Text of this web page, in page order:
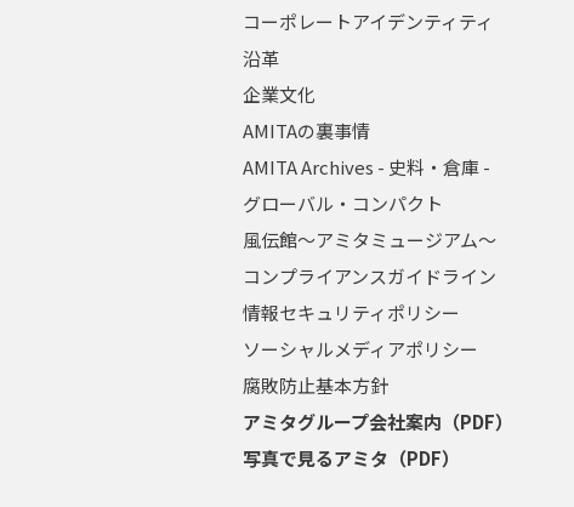
コーポレートアイデンティティ
沿革
企業文化
AMITAの裏事情
AMITA Archives - 史料・倉庫 -
グローバル・コンパクト
風伝館～アミタミュージアム～
コンプライアンスガイドライン
情報セキュリティポリシー
ソーシャルメディアポリシー
腐敗防止基本方針
アミタグループ会社案内（PDF）
写真で見るアミタ（PDF）